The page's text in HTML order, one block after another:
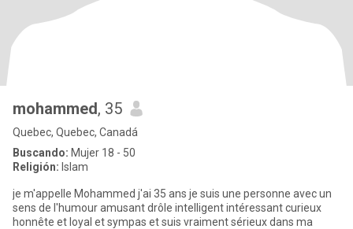
mohammed, 35
Quebec, Quebec, Canadá
Buscando: Mujer 18 - 50
Religión: Islam
je m'appelle Mohammed j'ai 35 ans je suis une personne avec un
sens de l'humour amusant drôle intelligent intéressant curieux
honnête et loyal et sympas et suis vraiment sérieux dans ma